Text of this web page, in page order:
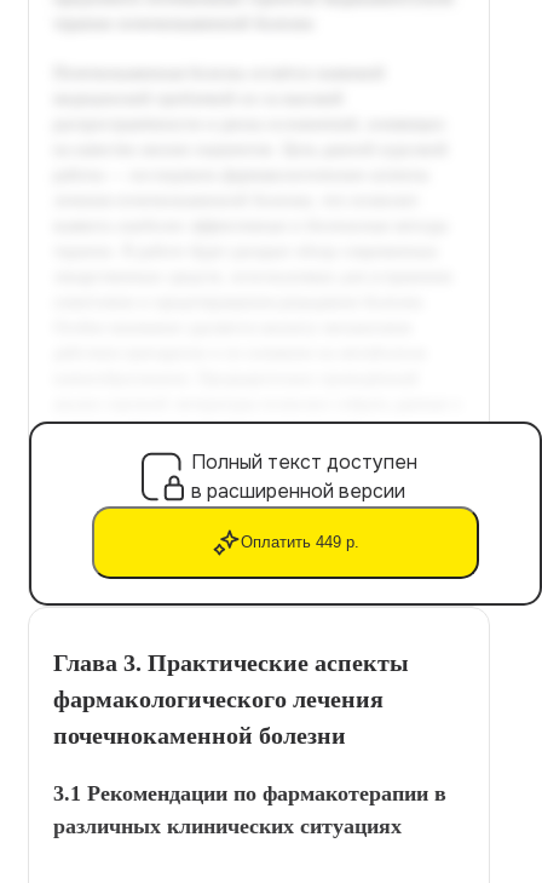
Полный текст доступен
в расширенной версии
Оплатить 449 р.
Глава 3. Практические аспекты
фармакологического лечения
почечнокаменной болезни
3.1 Рекомендации по фармакотерапии в
различных клинических ситуациях